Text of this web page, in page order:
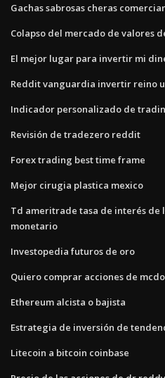
Gachas sabrosas cheras
Colapso del mercado de valores
El mejor lugar para invertir mi
Reddit vanguardia invertir reino
Indicador personalizado de
Revisión de tradezero reddit
Forex trading best time frame
Mejor cirugia plastica mexico
Td ameritrade tasa de interés de
monetario
Investopedia futuros de oro
Quiero comprar acciones de
Ethereum alcista o bajista
Estrategia de inversión de
Litecoin a bitcoin coinbase